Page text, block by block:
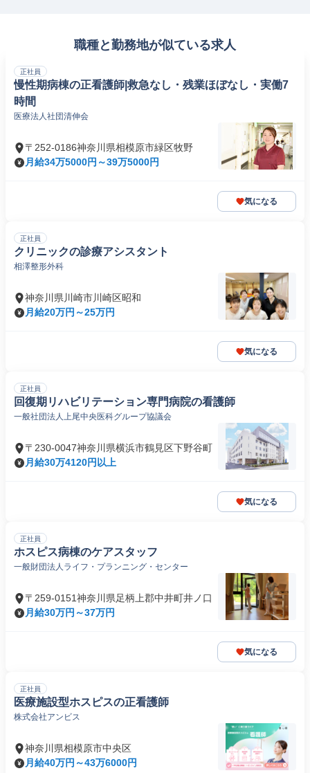
職種と勤務地が似ている求人
正社員
慢性期病棟の正看護師|救急なし・残業ほぼなし・実働7
時間
医療法人社団清伸会
〒252-0186神奈川県相模原市緑区牧野
月給34万5000円～39万5000円
気になる
正社員
クリニックの診療アシスタント
相澤整形外科
神奈川県川崎市川崎区昭和
月給20万円～25万円
気になる
正社員
回復期リハビリテーション専門病院の看護師
一般社団法人上尾中央医科グループ協議会
〒230-0047神奈川県横浜市鶴見区下野谷町
月給30万4120円以上
気になる
正社員
ホスピス病棟のケアスタッフ
一般財団法人ライフ・プランニング・センター
〒259-0151神奈川県足柄上郡中井町井ノ口
月給30万円～37万円
気になる
正社員
医療施設型ホスピスの正看護師
株式会社アンビス
神奈川県相模原市中央区
月給40万円～43万6000円